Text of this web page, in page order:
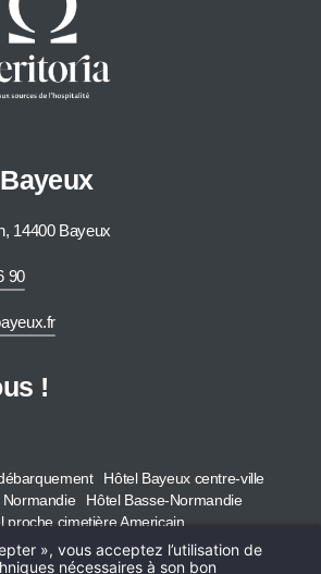
14400 Bayeux
90
!
Hôtel Bayeux centre-ville
Normandie
Hôtel Basse-Normandie
proche cimetière Americain
Chambres &
», vous acceptez l’utilisation de
nécessaires à son bon